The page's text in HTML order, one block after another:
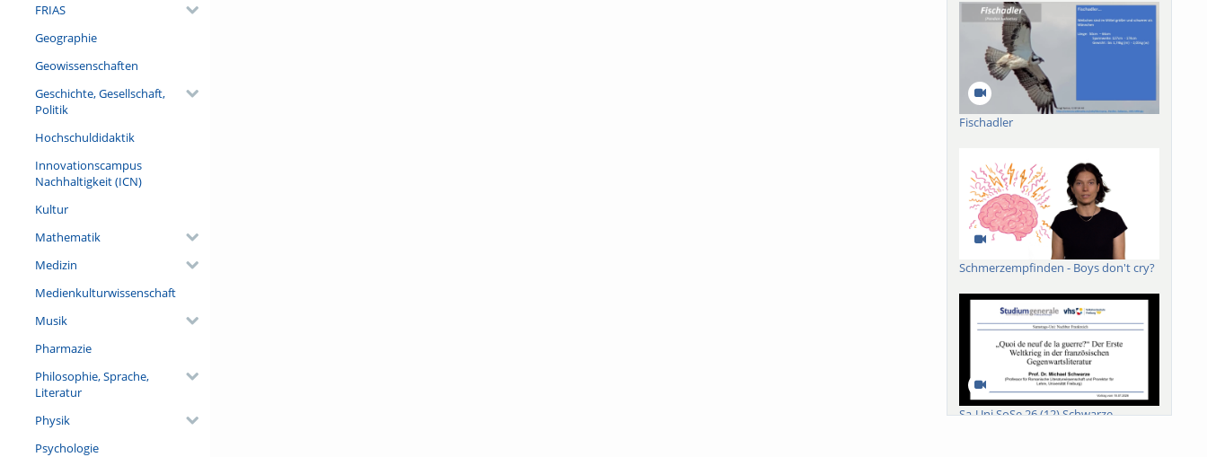
FRIAS
Geographie
Geowissenschaften
Geschichte, Gesellschaft,
Politik
Hochschuldidaktik
Innovationscampus
Nachhaltigkeit (ICN)
Kultur
Mathematik
Medizin
Medienkulturwissenschaft
Musik
Pharmazie
Philosophie, Sprache,
Literatur
Physik
Psychologie
Fischadler
Schmerzempfinden - Boys don't cry?
Sa-Uni SoSe 26 (12) Schwarze